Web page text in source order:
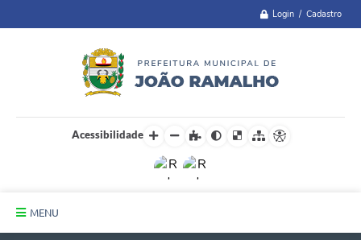
Login / Cadastro
Acessibilidade
MENU